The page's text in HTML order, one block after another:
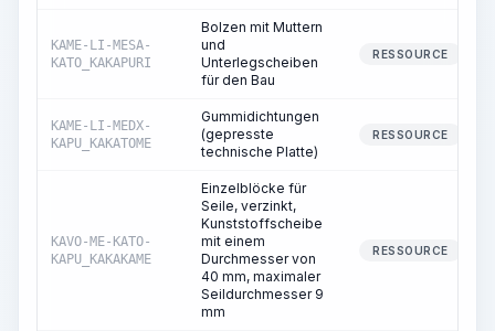
KAME-LI-MESA-
KATO_KAKAPURI
Bolzen mit Muttern
und
Unterlegscheiben
für den Bau
RESSOURCE
KAME-LI-MEDX-
KAPU_KAKATOME
Gummidichtungen
(gepresste
technische Platte)
RESSOURCE
KAVO-ME-KATO-
KAPU_KAKAKAME
Einzelblöcke für
Seile, verzinkt,
Kunststoffscheibe
mit einem
Durchmesser von
40 mm, maximaler
Seildurchmesser 9
mm
RESSOURCE